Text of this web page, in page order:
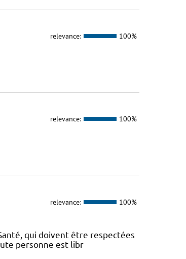
relevance: 100%
relevance: 100%
relevance: 100%
qui doivent être respectées
personne est libr